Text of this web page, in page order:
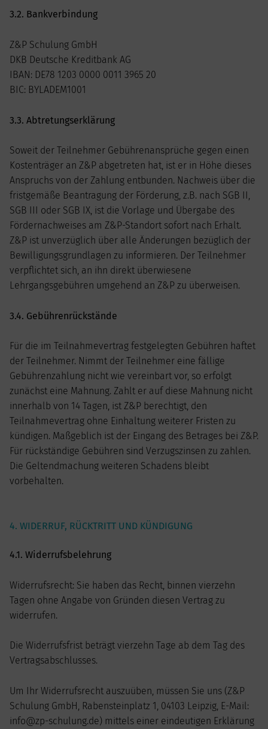
3.2. Bankverbindung
Z&P Schulung GmbH
DKB Deutsche Kreditbank AG
IBAN: DE78 1203 0000 0011 3965 20
BIC: BYLADEM1001
3.3. Abtretungserklärung
Soweit der Teilnehmer Gebührenansprüche gegen einen
Kostenträger an Z&P abgetreten hat, ist er in Höhe dieses
Anspruchs von der Zahlung entbunden. Nachweis über die
fristgemäße Beantragung der Förderung, z.B. nach SGB II,
SGB III oder SGB IX, ist die Vorlage und Übergabe des
Fördernachweises am Z&P-Standort sofort nach Erhalt.
Z&P ist unverzüglich über alle Änderungen bezüglich der
Bewilligungsgrundlagen zu informieren. Der Teilnehmer
verpflichtet sich, an ihn direkt überwiesene
Lehrgangsgebühren umgehend an Z&P zu überweisen.
3.4. Gebührenrückstände
Für die im Teilnahmevertrag festgelegten Gebühren haftet
der Teilnehmer. Nimmt der Teilnehmer eine fällige
Gebührenzahlung nicht wie vereinbart vor, so erfolgt
zunächst eine Mahnung. Zahlt er auf diese Mahnung nicht
innerhalb von 14 Tagen, ist Z&P berechtigt, den
Teilnahmevertrag ohne Einhaltung weiterer Fristen zu
kündigen. Maßgeblich ist der Eingang des Betrages bei Z&P.
Für rückständige Gebühren sind Verzugszinsen zu zahlen.
Die Geltendmachung weiteren Schadens bleibt
vorbehalten.
4. WIDERRUF, RÜCKTRITT UND KÜNDIGUNG
4.1. Widerrufsbelehrung
Widerrufsrecht: Sie haben das Recht, binnen vierzehn
Tagen ohne Angabe von Gründen diesen Vertrag zu
widerrufen.
Die Widerrufsfrist beträgt vierzehn Tage ab dem Tag des
Vertragsabschlusses.
Um Ihr Widerrufsrecht auszuüben, müssen Sie uns (Z&P
Schulung GmbH, Rabensteinplatz 1, 04103 Leipzig, E-Mail:
info@zp-schulung.de) mittels einer eindeutigen Erklärung